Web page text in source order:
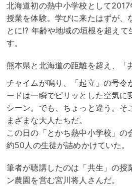
北海道初の熱中小学校として
授業を体験。学びに来たはずが
とに!? 年齢や地域の垣根を超え
す。
熊本県と北海道の距離を超え、「
チャイムが鳴り、「起立」の号
ードは一瞬でピリッとした空気
シーン。でも、ちょっと違う。
まざまな大人たちだ。
この日の「とかち熱中小学校」
約50人の生徒が詰めかけていた。
筆者が聴講したのは「共生」の授
ン農園を営む宮川将人さんだ。